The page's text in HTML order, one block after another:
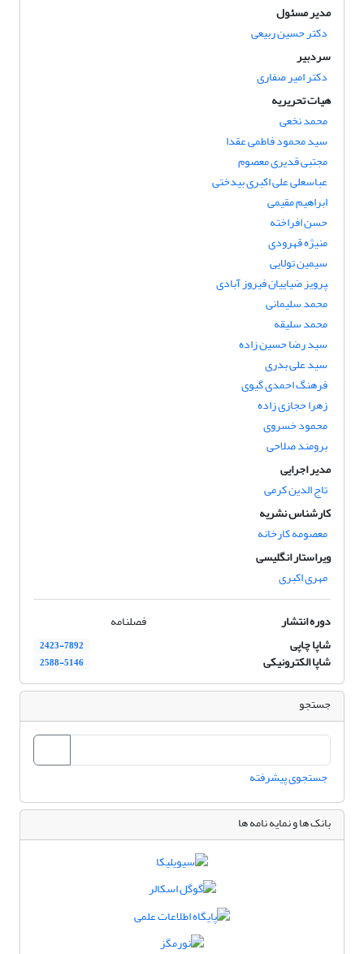
مدیر مسئول
دکتر حسین ربیعی
سردبیر
دکتر امیر صفاری
هیات تحریریه
محمد نخعی
سید محمود فاطمی عقدا
مجتبی قدیری معصوم
عباسعلی علی اکبری بیدختی
ابراهیم مقیمی
حسن افراخته
منیژه قهرودی
سیمین تولایی
‍‍‍‍‍‍‍‍‍‍‍‍‍‍‍‍‍‍‍‍‍‍‍‍‍‍‍‍‍پرویز ضیاییان فیروز آبادی
محمد سلیمانی
محمد سلیقه
سید رضا حسین زاده
سید علی بدری
فرهنگ احمدی گیوی
زهرا حجازی زاده
محمود خسروی
برومند صلاحی
مدیر اجرایی
تاج الدین کرمی
کارشناس نشریه
معصومه کارخانه
ویراستار انگلیسی
مهری اکبری
دوره انتشار
فصلنامه
شاپا چاپی
2423-7892
شاپا الکترونیکی 2588-5146
جستجو
جستجوی پیشرفته
بانک ها و نمایه نامه ها